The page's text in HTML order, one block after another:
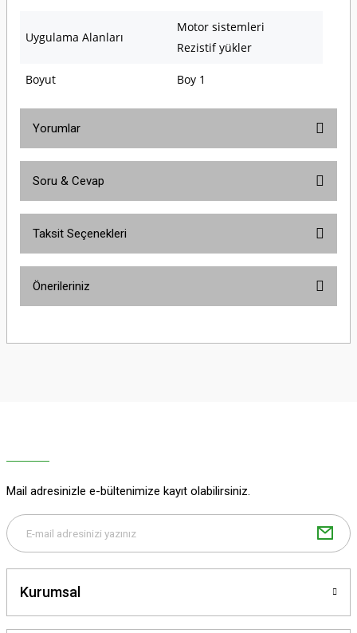
Uygulama Alanları
Motor sistemleri
Rezistif yükler
Boyut Boy 1
Yorumlar
Soru & Cevap
Taksit Seçenekleri
Önerileriniz
yetersiz gördüğünüz noktaları öneri formunu kullanarak tarafımıza
Bu ürüne benzer farklı alternatifler olmalı.
Mail adresinizle e-bültenimize kayıt olabilirsiniz.
Kurumsal